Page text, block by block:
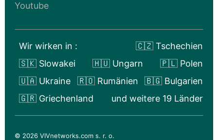
Youtube
Wir wirken in :
🇨🇿 Tschechien
🇸🇰 Slowakei
🇭🇺 Ungarn
🇵🇱 Polen
🇺🇦 Ukraine
🇷🇴 Rumänien
🇧🇬 Bulgarien
🇬🇷 Griechenland
und weitere 19 Länder
© 2026 VIVnetworks.com s. r. o.